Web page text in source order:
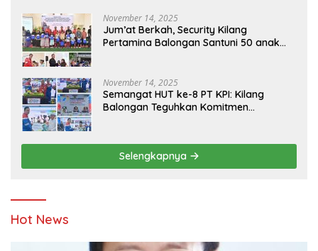
November 14, 2025
Jum’at Berkah, Security Kilang
Pertamina Balongan Santuni 50 anak
November 14, 2025
Semangat HUT ke-8 PT KPI: Kilang
Balongan Teguhkan Komitmen
Pendidikan
Selengkapnya
Hot News